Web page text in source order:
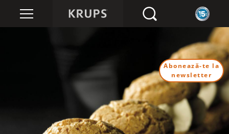
Abonează-te la
newsletter